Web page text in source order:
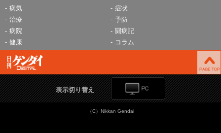
病気
症状
治療
予防
病院
闘病記
健康
コラム
表示切り替え
（C）Nikkan Gendai